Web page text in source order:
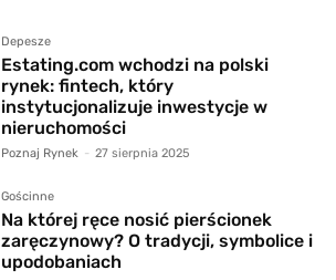
Depesze
Estating.com wchodzi na polski
rynek: fintech, który
instytucjonalizuje inwestycje w
nieruchomości
Poznaj Rynek - 27 sierpnia 2025
Gościnne
Na której ręce nosić pierścionek
zaręczynowy? O tradycji, symbolice i
upodobaniach